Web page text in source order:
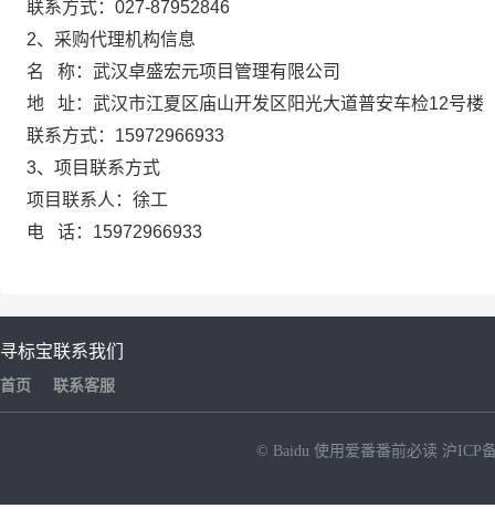
联系方式： 027-87952846
2、采购代理机构信息
名 称： 武汉卓盛宏元项目管理有限公司
地 址： 武汉市江夏区庙山开发区阳光大道普安车检12号楼
联系方式： 15972966933
3、项目联系方式
项目联系人： 徐工
电 话： 15972966933
寻标宝
首页
联系我们
联系客服
© Baidu 使用爱番番前必读 沪ICP